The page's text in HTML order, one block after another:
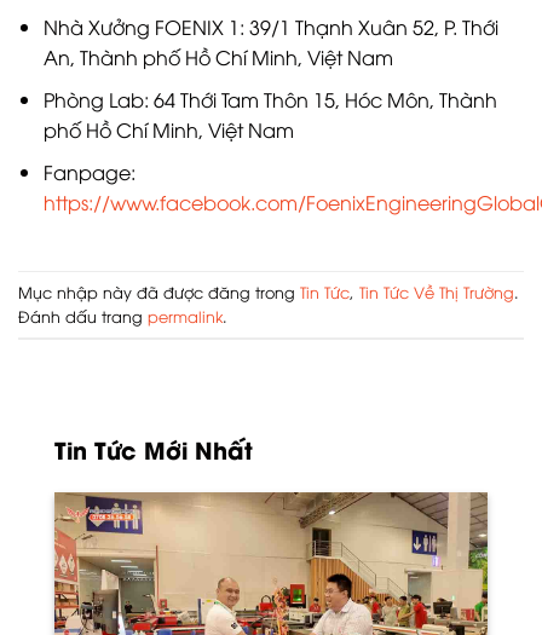
Nhà Xưởng FOENIX 1: 39/1 Thạnh Xuân 52, P. Thới
An, Thành phố Hồ Chí Minh, Việt Nam
Phòng Lab: 64 Thới Tam Thôn 15, Hóc Môn, Thành
phố Hồ Chí Minh, Việt Nam
Fanpage:
https://www.facebook.com/
Mục nhập này đã được đăng trong Tin Tức, Tin Tức Về Thị Trường.
Đánh dấu trang permalink.
Tin Tức Mới Nhất